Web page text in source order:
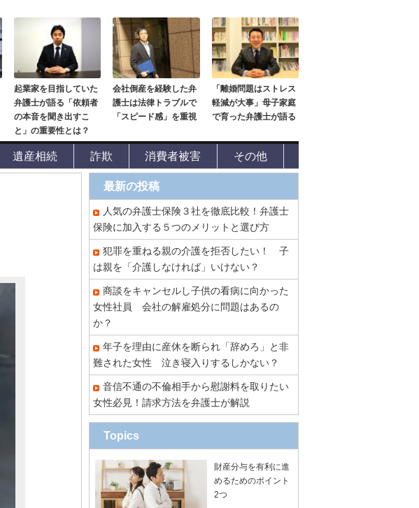
起業家を目指していた
弁護士が語る「依頼者
の本音を聞き出すこ
と」の重要性とは？
会社倒産を経験した弁
護士は法律トラブルで
「スピード感」を重視
「離婚問題はストレス
軽減が大事」母子家庭
で育った弁護士が語る
遺産相続 詐欺 消費者被害 その他
最新の投稿
人気の弁護士保険３社を徹底比較！弁護士
保険に加入する５つのメリットと選び方
犯罪を重ねる親の介護を拒否したい！ 子
は親を「介護しなければ」いけない？
商談をキャンセルし子供の看病に向かった
女性社員 会社の解雇処分に問題はあるの
か？
年子を理由に産休を断られ「辞めろ」と非
難された女性 泣き寝入りするしかない？
音信不通の不倫相手から慰謝料を取りたい
女性必見！請求方法を弁護士が解説
Topics
財産分与を有利に進
めるためのポイント
2つ